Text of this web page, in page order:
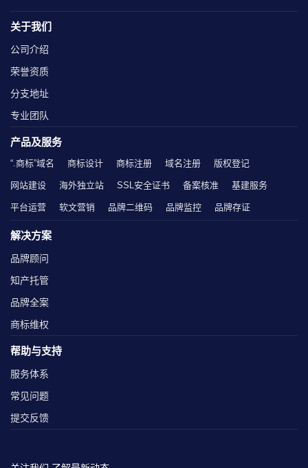
关于我们
公司介绍
荣誉资质
分支地址
专业团队
产品及服务
“.商标”域名 商标设计 商标注册 域名注册 版权登记
网站建设 海外独立站 SSL安全证书 备案核准 基建服务
平台运营 软文营销 品牌二维码 品牌监控 品牌存证
解决方案
品牌顾问
知产托管
品牌全案
商标维权
帮助与支持
服务体系
常见问题
提交反馈